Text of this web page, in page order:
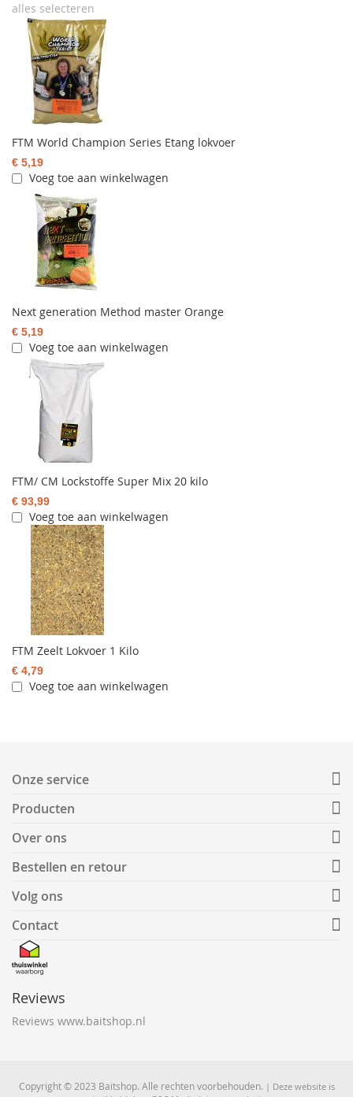
alles selecteren
FTM World Champion Series Etang lokvoer
€ 5,19
Voeg toe aan winkelwagen
Next generation Method master Orange
€ 5,19
Voeg toe aan winkelwagen
FTM/ CM Lockstoffe Super Mix 20 kilo
€ 93,99
Voeg toe aan winkelwagen
FTM Zeelt Lokvoer 1 Kilo
€ 4,79
Voeg toe aan winkelwagen
Onze service
Producten
Over ons
Bestellen en retour
Volg ons
Contact
Reviews
Reviews www.baitshop.nl
Copyright © 2023 Baitshop. Alle rechten voorbehouden. | Deze website is